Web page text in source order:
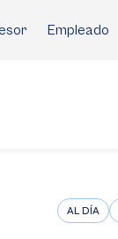
Empleado
AL DÍA